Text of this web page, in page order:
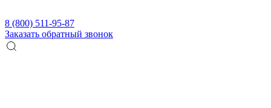
8 (800) 511-95-87
Заказать обратный звонок